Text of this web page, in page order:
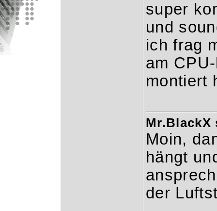
super
und
ich frag
am
montiert
Mr.BlackX
Moin,
hängt
der